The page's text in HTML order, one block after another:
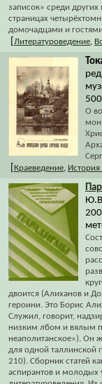
записок» среди
страницах
домочадцами и
Литературоведение,
О
Краеведение, История
двоится (Алиханов и
героини. Это Борис
Служил, говорит,
низким лбом и вялым
неаполитанское»). Он
для одной таллинской
210). Сборник статей
аспирантов и молодых